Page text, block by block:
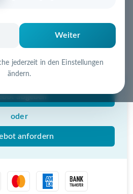
Weiter
jederzeit in den Einstellungen
ändern.
und unkompliziert zur eigenen
abgeben
oder
anfordern